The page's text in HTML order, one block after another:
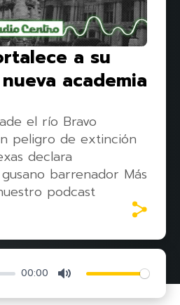
a su
academia
el río Bravo
peligro de extinción
declara
barrenador Más
podcast
00:00 Mute